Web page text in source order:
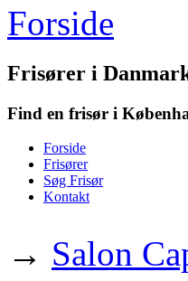
Frisører i
Find en frisør i
Forside
Frisører
Søg Frisør
Kontakt
→ Salon